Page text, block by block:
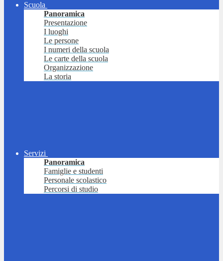
Scuola
Panoramica
Presentazione
I luoghi
Le persone
I numeri della scuola
Le carte della scuola
Organizzazione
La storia
Servizi
Panoramica
Famiglie e studenti
Personale scolastico
Percorsi di studio